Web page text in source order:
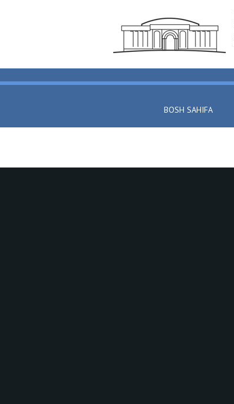
BOSH SAHIFA